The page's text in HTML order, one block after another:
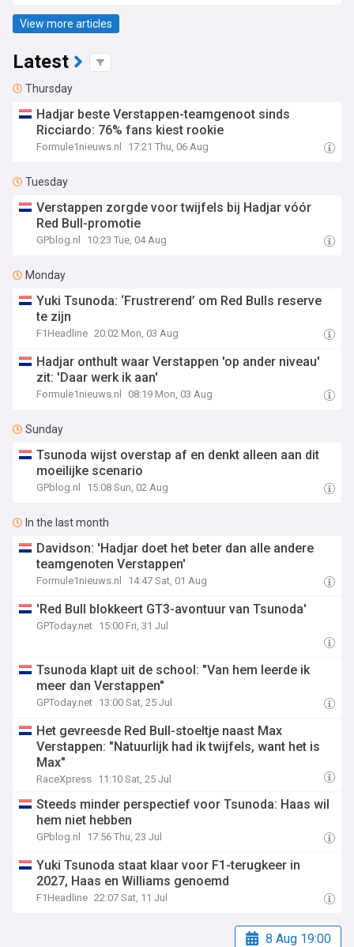
View more articles
Latest
Thursday
Hadjar beste Verstappen-teamgenoot sinds
Ricciardo: 76% fans kiest rookie
Formule1nieuws.nl 17:21 Thu, 06 Aug
Tuesday
Verstappen zorgde voor twijfels bij Hadjar vóór
Red Bull-promotie
GPblog.nl 10:23 Tue, 04 Aug
Monday
Yuki Tsunoda: ‘Frustrerend’ om Red Bulls reserve
te zijn
F1Headline 20:02 Mon, 03 Aug
Hadjar onthult waar Verstappen 'op ander niveau'
zit: 'Daar werk ik aan'
Formule1nieuws.nl 08:19 Mon, 03 Aug
Sunday
Tsunoda wijst overstap af en denkt alleen aan dit
moeilijke scenario
GPblog.nl 15:08 Sun, 02 Aug
In the last month
Davidson: 'Hadjar doet het beter dan alle andere
teamgenoten Verstappen'
Formule1nieuws.nl 14:47 Sat, 01 Aug
'Red Bull blokkeert GT3-avontuur van Tsunoda'
GPToday.net 15:00 Fri, 31 Jul
Tsunoda klapt uit de school: "Van hem leerde ik
meer dan Verstappen"
GPToday.net 13:00 Sat, 25 Jul
Het gevreesde Red Bull-stoeltje naast Max
Verstappen: "Natuurlijk had ik twijfels, want het is
Max"
RaceXpress 11:10 Sat, 25 Jul
Steeds minder perspectief voor Tsunoda: Haas wil
hem niet hebben
GPblog.nl 17:56 Thu, 23 Jul
Yuki Tsunoda staat klaar voor F1-terugkeer in
2027, Haas en Williams genoemd
F1Headline 22:07 Sat, 11 Jul
8 Aug 19:00